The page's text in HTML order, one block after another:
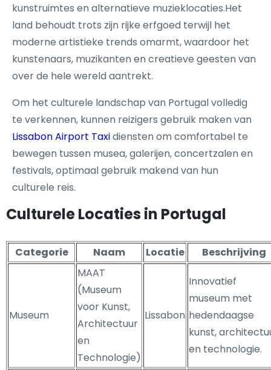
kunstruimtes en alternatieve muzieklocaties.Het
land behoudt trots zijn rijke erfgoed terwijl het
moderne artistieke trends omarmt, waardoor het
kunstenaars, muzikanten en creatieve geesten van
over de hele wereld aantrekt.
Om het culturele landschap van Portugal volledig
te verkennen, kunnen reizigers gebruik maken van
Lissabon Airport Taxidiensten om comfortabel te
bewegen tussen musea, galerijen, concertzalen en
festivals, optimaal gebruik makend van hun
culturele reis.
Culturele Locaties in Portugal
Categorie Naam Locatie Beschrijving
Museum
MAAT
(Museum
voor Kunst,
Architectuur
en
Technologie)
Lissabon
Innovatief
museum met
hedendaagse
kunst,
en technologie.